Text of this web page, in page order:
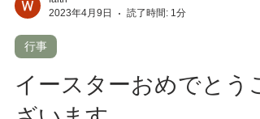
faith
2023年4月9日
イースターおめでとうご